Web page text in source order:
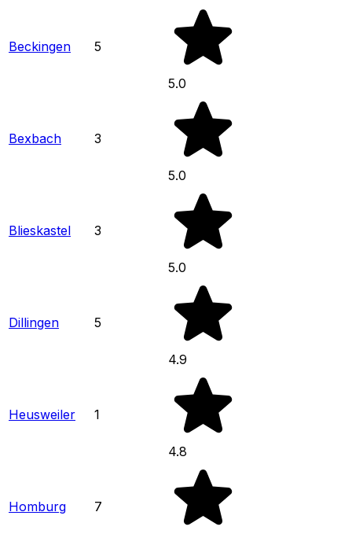
Beckingen 5
5.0
Bexbach 3
5.0
Blieskastel 3
5.0
Dillingen 5
4.9
Heusweiler 1
4.8
Homburg 7